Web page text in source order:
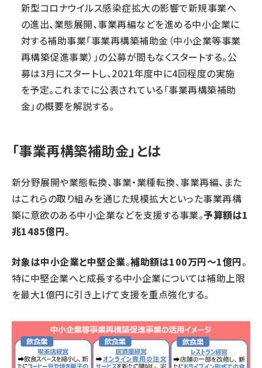
新型コロナウイルス感染症拡大の影響で新規事業へ
の進出、業態展開、事業再編などを進める中小企業に
対する補助事業「事業再構築補助金（中小企業等事業
再構築促進事業）」の公募が間もなくスタートする。公
募は3月にスタートし、2021年度中に4回程度の実施
を予定。これまでに公表されている「事業再構築補助
金」の概要を解説する。
「事業再構築補助金」とは
新分野展開や業態転換、事業・業種転換、事業再編、また
はこれらの取り組みを通じた規模拡大といった事業再構
築に意欲のある中小企業などを支援する事業。予算額は1
兆1485億円。
対象は中小企業と中堅企業。補助額は100万円～1億円。
特に中堅企業へと成長する中小企業については補助上限
を最大1億円に引き上げて支援を重点強化する。